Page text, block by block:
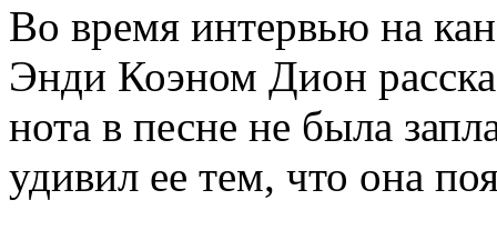
Во время интервью на
Энди Коэном Дион
нота в песне не была
удивил ее тем, что она